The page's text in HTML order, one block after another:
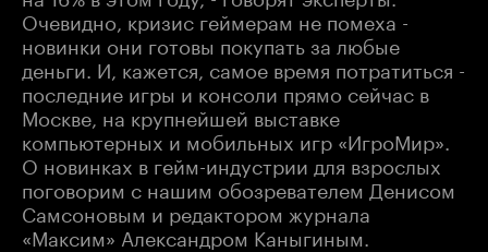
Очевидно, кризис геймерам не помеха -
новинки они готовы покупать за любые
деньги. И, кажется, самое время потратиться -
последние игры и консоли прямо сейчас в
Москве, на крупнейшей выставке
компьютерных и мобильных игр «ИгроМир».
О новинках в гейм-индустрии для взрослых
поговорим с нашим обозревателем Денисом
Самсоновым и редактором журнала
«Максим» Александром Каныгиным.